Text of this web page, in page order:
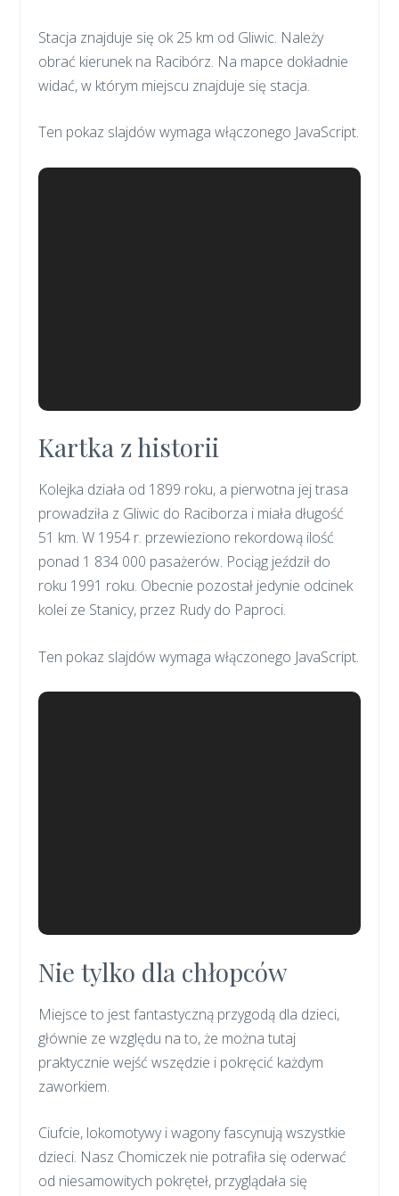
Stacja znajduje się ok 25 km od Gliwic. Należy
obrać kierunek na Racibórz. Na mapce dokładnie
widać, w którym miejscu znajduje się stacja.
Ten pokaz slajdów wymaga włączonego JavaScript.
Kartka z historii
Kolejka działa od 1899 roku, a pierwotna jej trasa
prowadziła z Gliwic do Raciborza i miała długość
51 km. W 1954 r. przewieziono rekordową ilość
ponad 1 834 000 pasażerów. Pociąg jeździł do
roku 1991 roku. Obecnie pozostał jedynie odcinek
kolei ze Stanicy, przez Rudy do Paproci.
Ten pokaz slajdów wymaga włączonego JavaScript.
Nie tylko dla chłopców
Miejsce to jest fantastyczną przygodą dla dzieci,
głównie ze względu na to, że można tutaj
praktycznie wejść wszędzie i pokręcić każdym
zaworkiem.
Ciufcie, lokomotywy i wagony fascynują wszystkie
dzieci. Nasz Chomiczek nie potrafiła się oderwać
od niesamowitych pokręteł, przyglądała się